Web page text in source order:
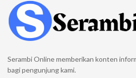
Serambi Online memberikan konten
bagi pengunjung kami.